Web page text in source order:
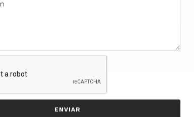
ENVIAR